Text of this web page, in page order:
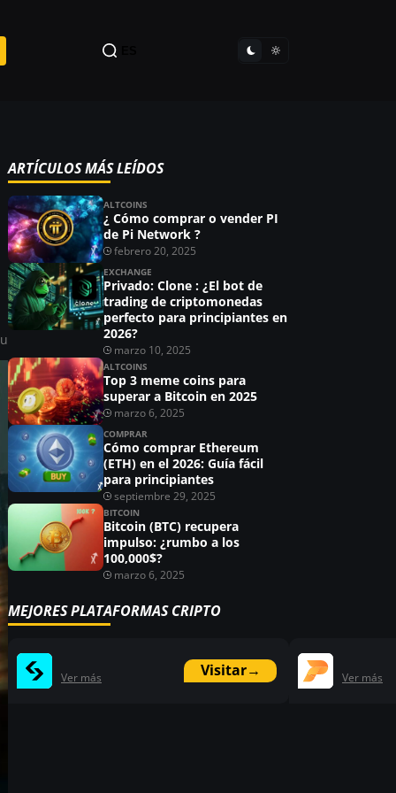
ARTÍCULOS MÁS LEÍDOS
ALTCOINS
¿ Cómo comprar o vender PI
de Pi Network ?
febrero 20, 2025
EXCHANGE
Privado: Clone : ¿El bot de
trading de criptomonedas
perfecto para principiantes en
2026?
marzo 10, 2025
ALTCOINS
Top 3 meme coins para
superar a Bitcoin en 2025
marzo 6, 2025
COMPRAR
Cómo comprar Ethereum
(ETH) en el 2026: Guía fácil
para principiantes
septiembre 29, 2025
BITCOIN
Bitcoin (BTC) recupera
impulso: ¿rumbo a los
100,000$?
marzo 6, 2025
MEJORES PLATAFORMAS CRIPTO
Visitar→
Ver más Ver más